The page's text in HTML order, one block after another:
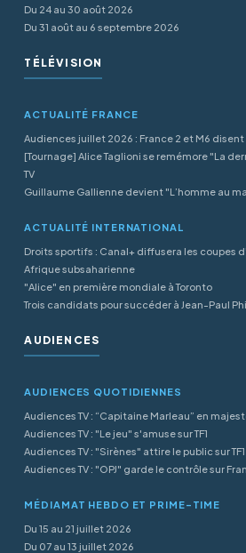
Du 24 au 30 août 2026
Du 31 août au 6 septembre 2026
TÉLÉVISION
ACTUALITÉ FRANCE
Audiences juillet 2026 : France 2 et M6 disent
[Tournage] Alice Taglioni se remémore "La
TV
Guillaume Gallienne devient "L’homme au
ACTUALITÉ INTERNATIONAL
Droits sportifs : Canal+ diffusera les coupes
Afrique subsaharienne
"Alice" en première mondiale à Toronto
Trois candidats pour succéder à Jean-Paul
AUDIENCES
AUDIENCES QUOTIDIENNES
Audiences TV : “Capitaine Marleau” en
Audiences TV : "Le jeu" s'amuse sur TF1
Audiences TV : "Sirènes" attire le public sur TF1
Audiences TV : "OPJ" garde le contrôle sur
MÉDIAMAT HEBDO ET PRIME-TIME
Du 15 au 21 juillet 2026
Du 07 au 13 juillet 2026